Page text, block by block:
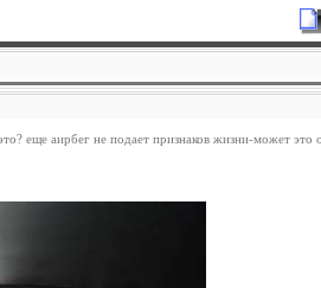
еще аирбег не подает признаков жизни-может это